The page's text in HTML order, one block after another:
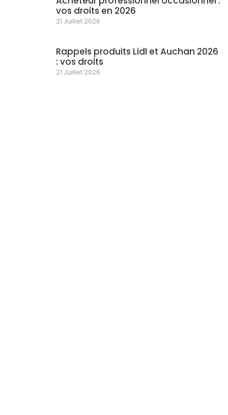
vos droits en 2026
21 Juillet 2026
Rappels produits Lidl et Auchan 2026
: vos droits
21 Juillet 2026